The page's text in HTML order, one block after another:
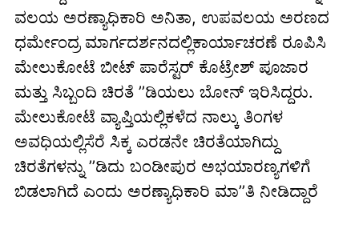
ವಲಯ ಅರಣ್ಯಾಧಿಕಾರಿ ಅನಿತಾ, ಉಪವಲಯ ಅರಣದ
ಧರ್ಮೇಂದ್ರ ಮಾರ್ಗದರ್ಶನದಲ್ಲಿಕಾರ್ಯಾಚರಣೆ ರೂಪಿಸಿ
ಮೇಲುಕೋಟೆ ಬೀಟ್ ಪಾರೆಸ್ಟರ್ ಕೊಟ್ರೇಶ್ ಪೂಜಾರ
ಮತ್ತು ಸಿಬ್ಬಂದಿ ಚಿರತೆ ’’ಡಿಯಲು ಬೋನ್ ಇರಿಸಿದ್ದರು.
ಮೇಲುಕೋಟೆ ವ್ಯಾಪ್ತಿಯಲ್ಲಿಕಳೆದ ನಾಲ್ಕು ತಿಂಗಳ
ಅವಧಿಯಲ್ಲಿಸೆರೆ ಸಿಕ್ಕ ಎರಡನೇ ಚಿರತೆಯಾಗಿದ್ದು
ಚಿರತೆಗಳನ್ನು ’’ಡಿದು ಬಂಡೀಪುರ ಅಭಯಾರಣ್ಯಗಳಿಗೆ
ಬಿಡಲಾಗಿದೆ ಎಂದು ಅರಣ್ಯಾಧಿಕಾರಿ ಮಾ’’ತಿ ನೀಡಿದ್ದಾರೆ